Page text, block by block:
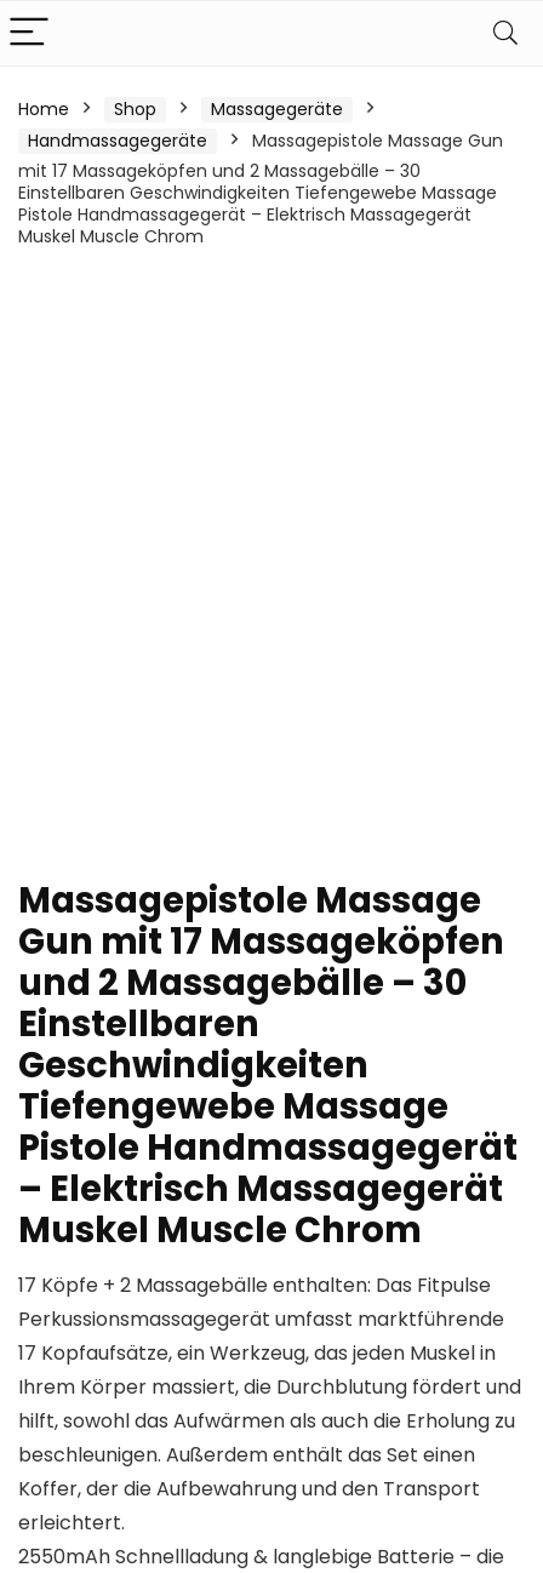
Home Shop
Massagegeräte
Handmassagegeräte
Massagepistole Massage Gun
mit 17 Massageköpfen und 2 Massagebälle – 30
Einstellbaren Geschwindigkeiten Tiefengewebe Massage
Pistole Handmassagegerät – Elektrisch Massagegerät
Muskel Muscle Chrom
Massagepistole Massage
Gun mit 17 Massageköpfen
und 2 Massagebälle – 30
Einstellbaren
Geschwindigkeiten
Tiefengewebe Massage
Pistole Handmassagegerät
– Elektrisch Massagegerät
Muskel Muscle Chrom
17 Köpfe + 2 Massagebälle enthalten: Das Fitpulse
Perkussionsmassagegerät umfasst marktführende
17 Kopfaufsätze, ein Werkzeug, das jeden Muskel in
Ihrem Körper massiert, die Durchblutung fördert und
hilft, sowohl das Aufwärmen als auch die Erholung zu
beschleunigen. Außerdem enthält das Set einen
Koffer, der die Aufbewahrung und den Transport
erleichtert.
2550mAh Schnellladung & langlebige Batterie – die